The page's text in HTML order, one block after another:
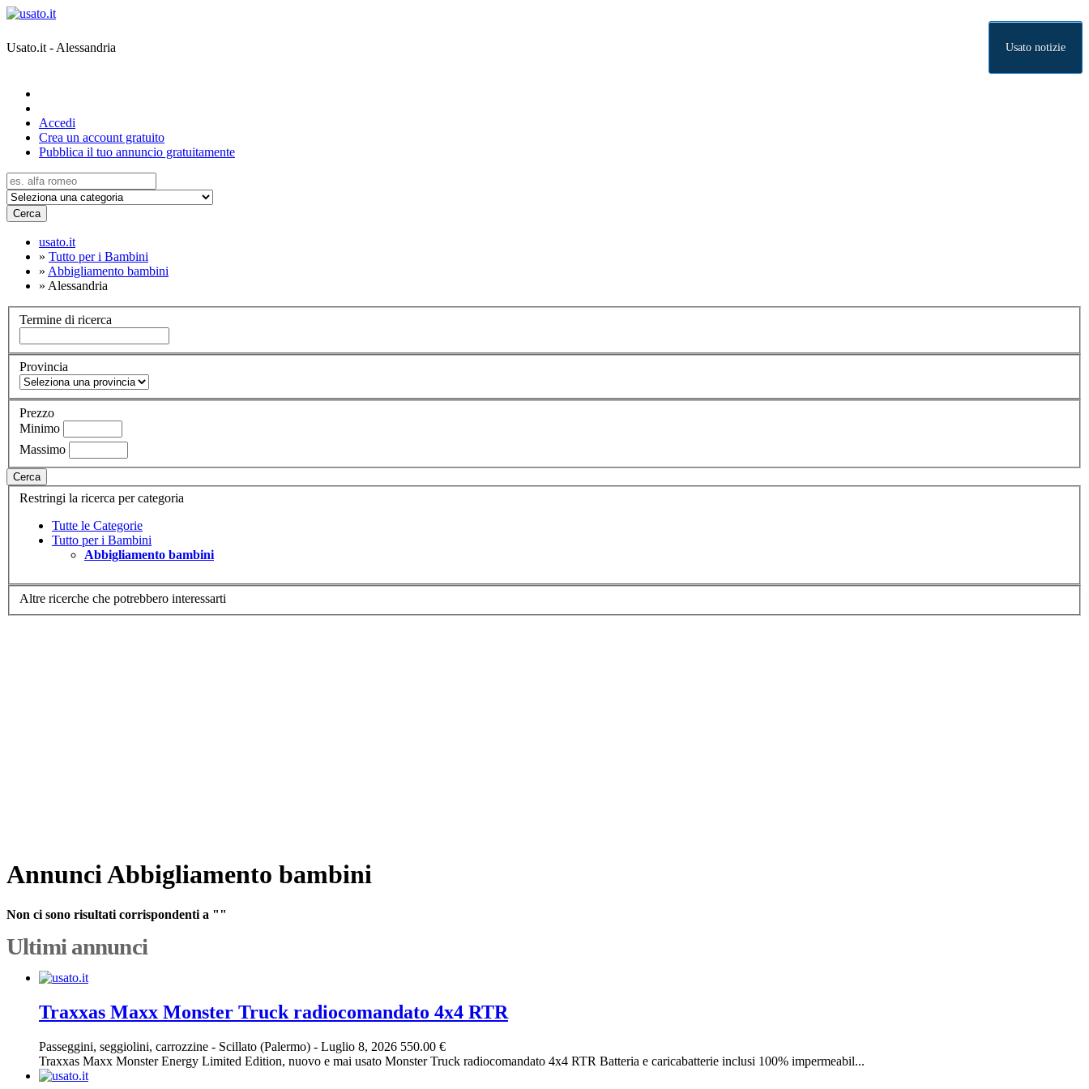
Usato.it - Alessandria Usato notizie
Accedi
Crea un account gratuito
Pubblica il tuo annuncio gratuitamente
Cerca
usato.it
» Tutto per i Bambini
» Abbigliamento bambini
» Alessandria
Termine di ricerca
Provincia
Prezzo
Minimo
Massimo
Cerca
Restringi la ricerca per categoria
Tutte le Categorie
Tutto per i Bambini
Abbigliamento bambini
Altre ricerche che potrebbero interessarti
Annunci Abbigliamento bambini
Non ci sono risultati corrispondenti a ""
Ultimi annunci
Traxxas Maxx Monster Truck radiocomandato 4x4 RTR
Passeggini, seggiolini, carrozzine - Scillato (Palermo) - Luglio 8, 2026 550.00 €
Traxxas Maxx Monster Energy Limited Edition, nuovo e mai usato Monster Truck radiocomandato 4x4 RTR Batteria e caricabatterie inclusi 100% impermeabil...